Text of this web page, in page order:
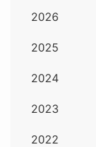
2026
2025
2024
2023
2022